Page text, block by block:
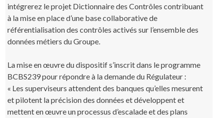
intégrerez le projet Dictionnaire des Contrôles contribuant
à la mise en place d’une base collaborative de
référentialisation des contrôles activés sur l’ensemble des
données métiers du Groupe.
La mise en œuvre du dispositif s’inscrit dans le programme
BCBS239 pour répondre à la demande du Régulateur :
« Les superviseurs attendent des banques qu’elles mesurent
et pilotent la précision des données et développent et
mettent en œuvre un processus d’escalade et des plans